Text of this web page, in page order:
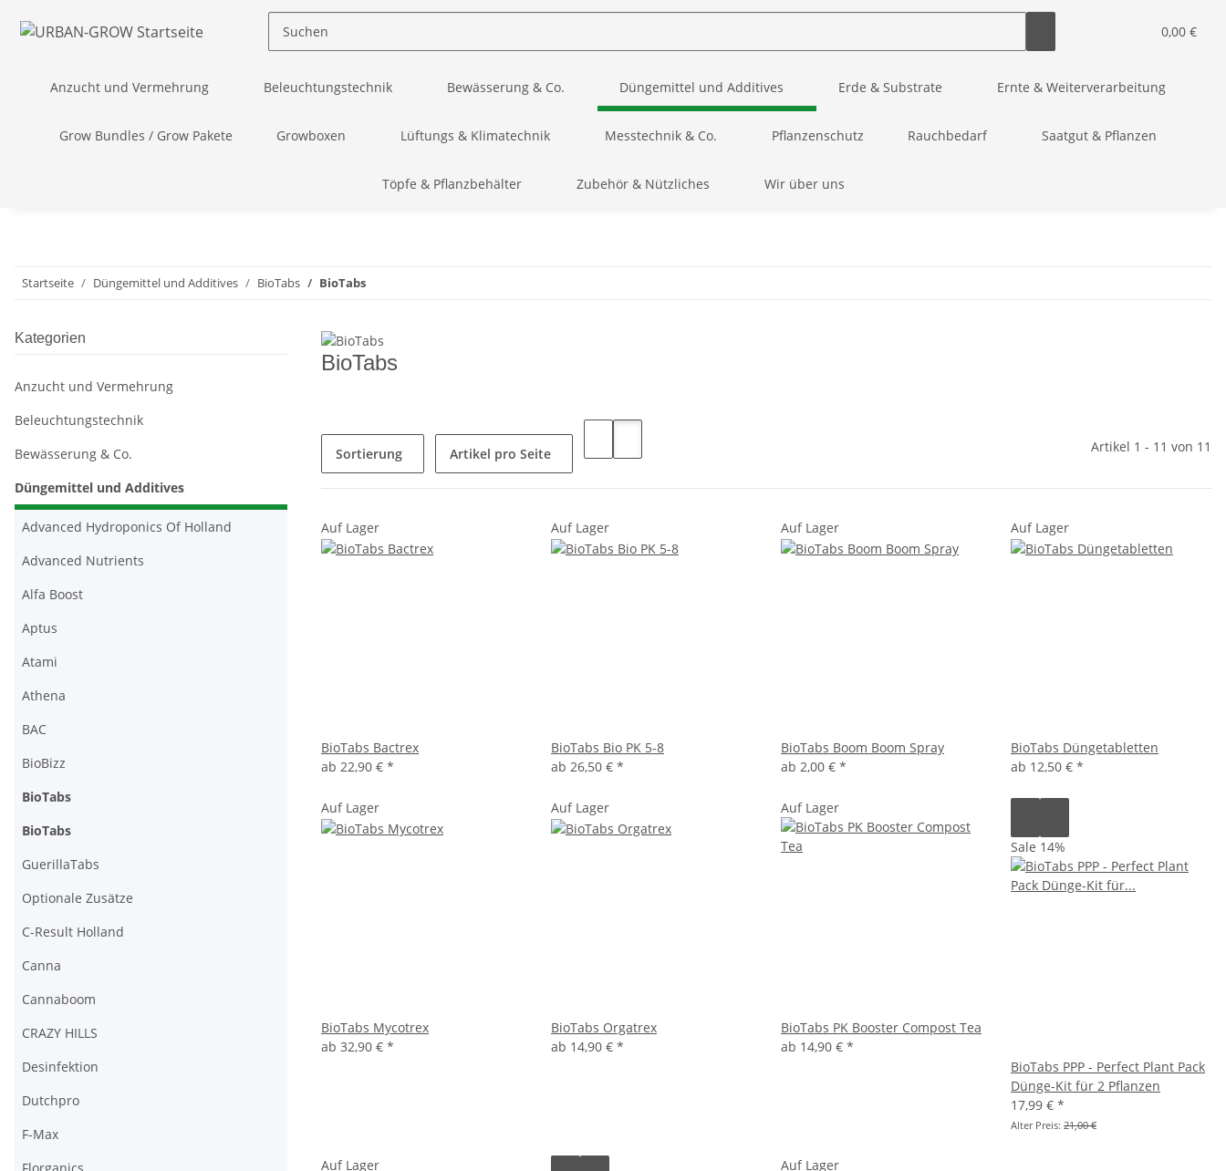
0,00 €
Anzucht und Vermehrung Beleuchtungstechnik Bewässerung & Co. Düngemittel und Additives Erde & Substrate Ernte & Weiterverarbeitung
Grow Bundles / Grow Pakete Growboxen Lüftungs & Klimatechnik Messtechnik & Co. Pflanzenschutz Rauchbedarf Saatgut & Pflanzen
Töpfe & Pflanzbehälter Zubehör & Nützliches Wir über uns
Startseite Düngemittel und Additives BioTabs BioTabs
BioTabs
Sortierung Artikel pro Seite Artikel 1 - 11 von 11
Auf Lager
BioTabs Bactrex
ab 22,90 € *
Auf Lager
BioTabs Bio PK 5-8
ab 26,50 € *
Auf Lager
BioTabs Boom Boom Spray
ab 2,00 € *
Auf Lager
BioTabs Düngetabletten
ab 12,50 € *
Auf Lager
BioTabs Mycotrex
ab 32,90 € *
Auf Lager
BioTabs Orgatrex
ab 14,90 € *
Auf Lager
BioTabs PK Booster Compost Tea
ab 14,90 € *
Sale 14%
BioTabs PPP - Perfect Plant Pack
Dünge-Kit für 2 Pflanzen
17,99 € *
Alter Preis: 21,00 €
Auf Lager Auf Lager
Kategorien
Anzucht und Vermehrung
Beleuchtungstechnik
Bewässerung & Co.
Düngemittel und Additives
Advanced Hydroponics Of Holland
Advanced Nutrients
Alfa Boost
Aptus
Atami
Athena
BAC
BioBizz
BioTabs
BioTabs
GuerillaTabs
Optionale Zusätze
C-Result Holland
Canna
Cannaboom
CRAZY HILLS
Desinfektion
Dutchpro
F-Max